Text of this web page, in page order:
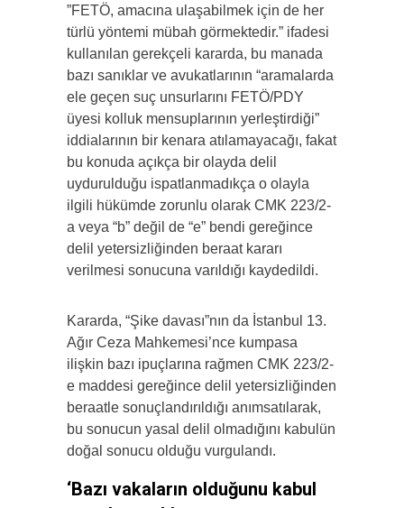
”FETÖ, amacına ulaşabilmek için de her
türlü yöntemi mübah görmektedir.” ifadesi
kullanılan gerekçeli kararda, bu manada
bazı sanıklar ve avukatlarının “aramalarda
ele geçen suç unsurlarını FETÖ/PDY
üyesi kolluk mensuplarının yerleştirdiği”
iddialarının bir kenara atılamayacağı, fakat
bu konuda açıkça bir olayda delil
uydurulduğu ispatlanmadıkça o olayla
ilgili hükümde zorunlu olarak CMK 223/2-
a veya “b” değil de “e” bendi gereğince
delil yetersizliğinden beraat kararı
verilmesi sonucuna varıldığı kaydedildi.
Kararda, “Şike davası”nın da İstanbul 13.
Ağır Ceza Mahkemesi’nce kumpasa
ilişkin bazı ipuçlarına rağmen CMK 223/2-
e maddesi gereğince delil yetersizliğinden
beraatle sonuçlandırıldığı anımsatılarak,
bu sonucun yasal delil olmadığını kabulün
doğal sonucu olduğu vurgulandı.
‘Bazı vakaların olduğunu kabul